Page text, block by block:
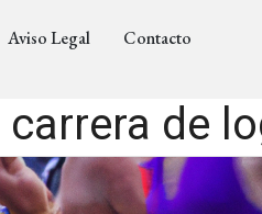
Aviso Legal Contacto
de